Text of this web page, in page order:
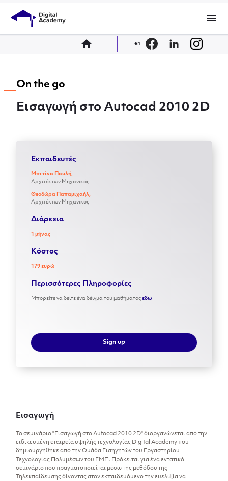
menu
home en
On the go
Εισαγωγή στο Autocad 2010 2D
Εκπαιδευτές
Μπετίνα Παυλή,
Αρχιτέκτων Μηχανικός
Θεοδώρα Παπαμιχαήλ,
Αρχιτέκτων Μηχανικός
Διάρκεια
1 μήνας
Kόστος
179 ευρώ
Περισσότερες Πληροφορίες
Μπορείτε να δείτε ένα δέιγμα του μαθήματοςεδω
Sign up
Εισαγωγή
Το σεμινάριο "Εισαγωγή στο Autocad 2010 2D" διοργανώνεται από την
ειδικευμένη εταιρεία υψηλής τεχνολογίας Digital Academy που
δημιουργήθηκε από την Ομάδα Εισηγητών του Εργαστηρίου
Τεχνολογίας Πολυμέσων του ΕΜΠ. Πρόκειται για ένα εντατικό
σεμινάριο που πραγματοποιείται μέσω της μεθόδου της
Τηλεκπαίδευσης δίνοντας στον εκπαιδευόμενο την ευελιξία να